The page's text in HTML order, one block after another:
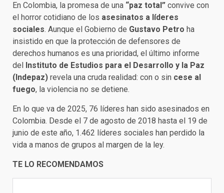
En Colombia, la promesa de una “paz total” convive con
el horror cotidiano de los asesinatos a líderes
sociales. Aunque el Gobierno de Gustavo Petro ha
insistido en que la protección de defensores de
derechos humanos es una prioridad, el último informe
del Instituto de Estudios para el Desarrollo y la Paz
(Indepaz) revela una cruda realidad: con o sin cese al
fuego, la violencia no se detiene.
En lo que va de 2025, 76 líderes han sido asesinados en
Colombia. Desde el 7 de agosto de 2018 hasta el 19 de
junio de este año, 1.462 líderes sociales han perdido la
vida a manos de grupos al margen de la ley.
TE LO RECOMENDAMOS